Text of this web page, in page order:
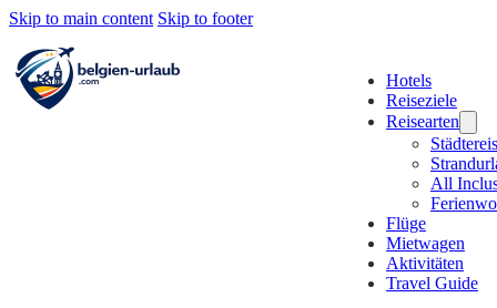
Skip to main content Skip to footer
Hotels
Reiseziele
Reisearten
All
Flüge
Mietwagen
Aktivitäten
Travel Guide